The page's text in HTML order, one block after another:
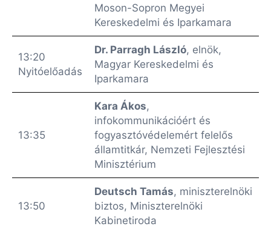
Moson-Sopron Megyei
Kereskedelmi és Iparkamara
13:20
Nyitóelőadás
Dr. Parragh László, elnök,
Magyar Kereskedelmi és
Iparkamara
13:35
Kara Ákos,
infokommunikációért és
fogyasztóvédelemért felelős
államtitkár, Nemzeti Fejlesztési
Minisztérium
13:50
Deutsch Tamás, miniszterelnöki
biztos, Miniszterelnöki
Kabinetiroda